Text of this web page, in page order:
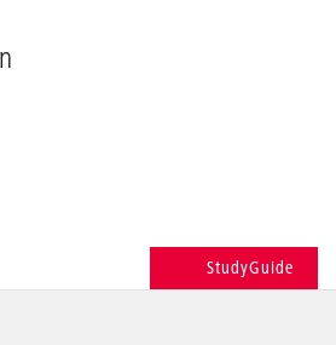
weiterempfehlen
StudyGuide